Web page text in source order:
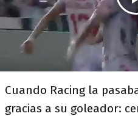
Cuando Racing la
gracias a su goleador: